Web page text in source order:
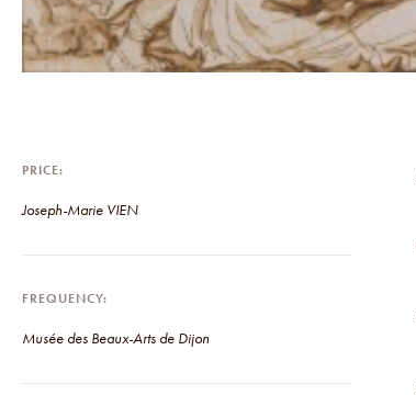
PRICE
Joseph-Marie VIEN
FREQUENCY
Musée des Beaux-Arts de Dijon